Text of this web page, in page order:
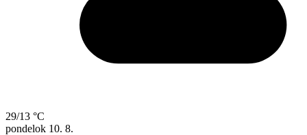
29/13 °C
pondelok 10. 8.